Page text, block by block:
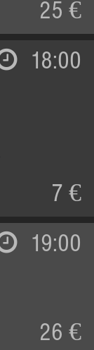
25 €
18:00
7 €
19:00
26 €